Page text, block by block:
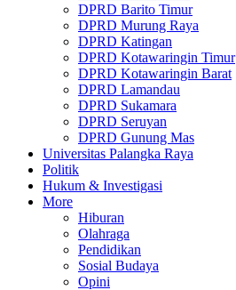
DPRD Barito Timur
DPRD Murung Raya
DPRD Katingan
DPRD Kotawaringin Timur
DPRD Kotawaringin Barat
DPRD Lamandau
DPRD Sukamara
DPRD Seruyan
DPRD Gunung Mas
Universitas Palangka Raya
Politik
Hukum & Investigasi
More
Hiburan
Olahraga
Pendidikan
Sosial Budaya
Opini